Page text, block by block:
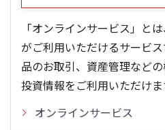
「オンラインサービス」と
がご利用いただけるサービ
品のお取引、資産管理など
投資情報をご利用いただけま
オンラインサービス